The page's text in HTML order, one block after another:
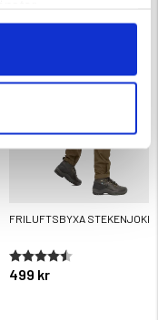
FRILUFTSBYXA STEKENJOKK
499 kr
Betyg:
4.3 utav 5 stjärnor